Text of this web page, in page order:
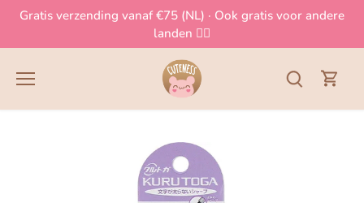
Meteen
de
Gratis verzending vanaf €75 (NL) · Ook gratis voor andere
landen 👈🏻